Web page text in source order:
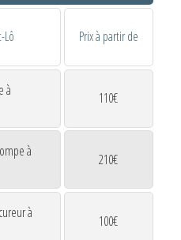
Lô Prix à partir de
à
110€
à
210€
à
100€